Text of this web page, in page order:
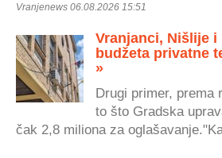
Vranjenews 06.08.2026 15:51
Vranjanci, Nišlije
budžeta privatne
»
Drugi primer, prema
to što Gradska
čak 2,8 miliona za